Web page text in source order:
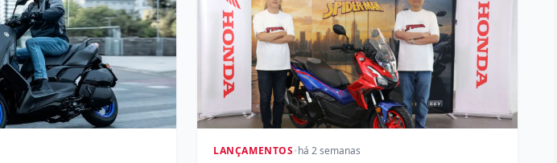
LANÇAMENTOS•há 2 semanas